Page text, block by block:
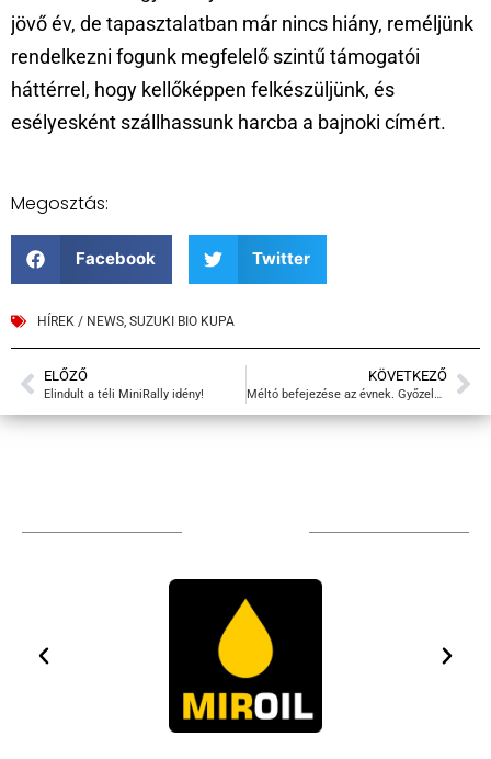
jövő év, de tapasztalatban már nincs hiány, reméljünk
rendelkezni fogunk megfelelő szintű támogatói
háttérrel, hogy kellőképpen felkészüljünk, és
esélyesként szállhassunk harcba a bajnoki címért.
Megosztás:
Facebook Twitter
HÍREK / NEWS SUZUKI BIO KUPA
ELŐZŐ
Elindult a téli MiniRally idény!
KÖVETKEZŐ